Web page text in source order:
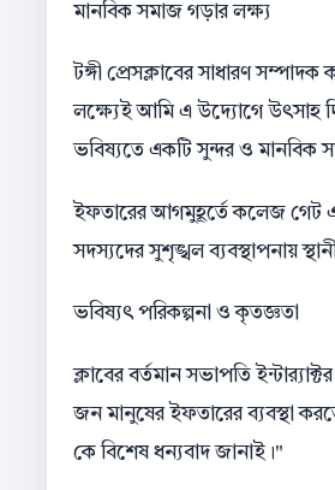
​মানবিক সমাজ গড়ার লক্ষ্য
টঙ্গী প্রেসক্লাবের সাধারণ
লক্ষ্যেই আমি এ উদ্যোগে উৎসাহ
ভবিষ্যতে একটি সুন্দর ও মানবিক
​ইফতারের আগমুহূর্তে কলেজ গেট
সদস্যদের সুশৃঙ্খল ব্যবস্থাপনায়
​ভবিষ্যৎ পরিকল্পনা ও কৃতজ্ঞতা
ক্লাবের বর্তমান সভাপতি
জন মানুষের ইফতারের ব্যবস্থা
কে বিশেষ ধন্যবাদ জানাই।"